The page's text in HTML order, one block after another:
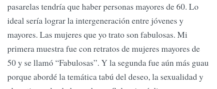
pasarelas tendría que haber personas mayores de 60. Lo
ideal sería lograr la intergeneración entre jóvenes y
mayores. Las mujeres que yo trato son fabulosas. Mi
primera muestra fue con retratos de mujeres mayores de
50 y se llamó “Fabulosas”. Y la segunda fue aún más guau
porque abordé la temática tabú del deseo, la sexualidad y